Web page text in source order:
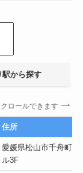
駅から探す
クロールできます
住所
愛媛県松山市千舟町4-
ル3F